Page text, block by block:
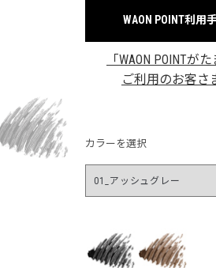
WAON POINT利用
「WAON POINTが
ご利用のお客さ
カラーを選択